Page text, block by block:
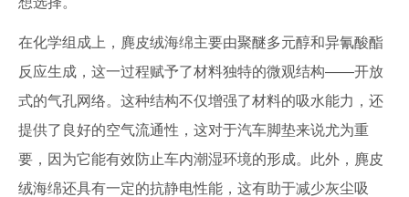
在化学组成上，麂皮绒海绵主要由聚醚多元醇和异氰酸酯
反应生成，这一过程赋予了材料独特的微观结构——开放
式的气孔网络。这种结构不仅增强了材料的吸水能力，还
提供了良好的空气流通性，这对于汽车脚垫来说尤为重
要，因为它能有效防止车内潮湿环境的形成。此外，麂皮
绒海绵还具有一定的抗静电性能，这有助于减少灰尘吸